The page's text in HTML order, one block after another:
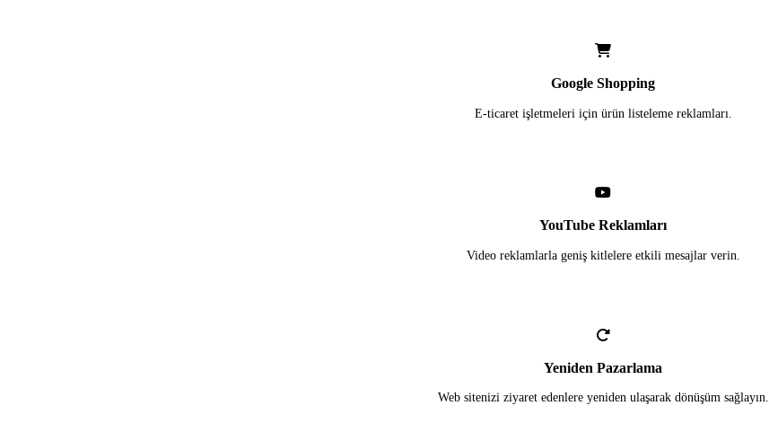
Google Shopping
E-ticaret işletmeleri için ürün listeleme reklamları.
YouTube Reklamları
Video reklamlarla geniş kitlelere etkili mesajlar verin.
Yeniden Pazarlama
Web sitenizi ziyaret edenlere yeniden ulaşarak dönüşüm sağlayın.